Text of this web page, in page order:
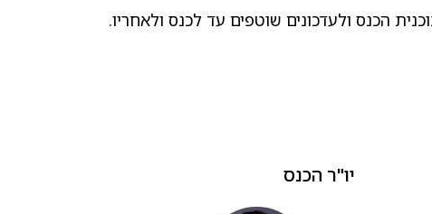
הכנס ולעדכונים שוטפים עד לכנס ולאחריו.
יו"ר הכנס